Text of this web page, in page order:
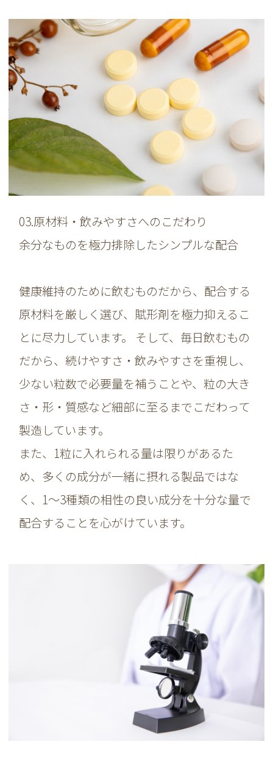
03.原材料・飲みやすさへのこだわり
余分なものを極力排除したシンプルな配合
健康維持のために飲むものだから、配合する
原材料を厳しく選び、賦形剤を極力抑えるこ
とに尽力しています。 そして、毎日飲むもの
だから、続けやすさ・飲みやすさを重視し、
少ない粒数で必要量を補うことや、粒の大き
さ・形・質感など細部に至るまでこだわって
製造しています。
また、1粒に入れられる量は限りがあるた
め、多くの成分が一緒に摂れる製品ではな
く、1～3種類の相性の良い成分を十分な量で
配合することを心がけています。